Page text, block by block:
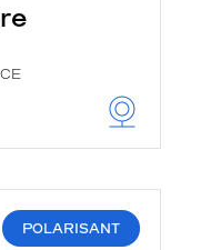
POLARISANT